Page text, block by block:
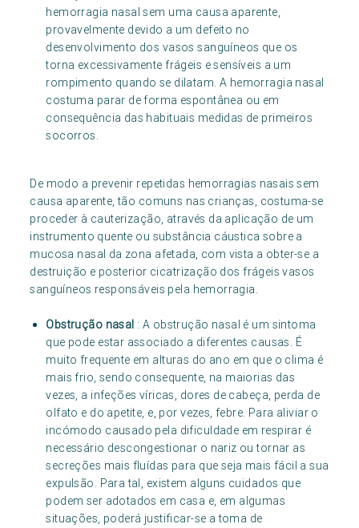
hemorragia nasal sem uma causa aparente,
provavelmente devido a um defeito no
desenvolvimento dos vasos sanguíneos que os
torna excessivamente frágeis e sensíveis a um
rompimento quando se dilatam. A hemorragia nasal
costuma parar de forma espontânea ou em
consequência das habituais medidas de primeiros
socorros.
De modo a prevenir repetidas hemorragias nasais sem
causa aparente, tão comuns nas crianças, costuma-se
proceder à cauterização, através da aplicação de um
instrumento quente ou substância cáustica sobre a
mucosa nasal da zona afetada, com vista a obter-se a
destruição e posterior cicatrização dos frágeis vasos
sanguíneos responsáveis pela hemorragia.
Obstrução nasal : A obstrução nasal é um sintoma
que pode estar associado a diferentes causas. É
muito frequente em alturas do ano em que o clima é
mais frio, sendo consequente, na maiorias das
vezes, a infeções víricas, dores de cabeça, perda de
olfato e do apetite, e, por vezes, febre. Para aliviar o
incómodo causado pela dificuldade em respirar é
necessário descongestionar o nariz ou tornar as
secreções mais fluídas para que seja mais fácil a sua
expulsão. Para tal, existem alguns cuidados que
podem ser adotados em casa e, em algumas
situações, poderá justificar-se a toma de